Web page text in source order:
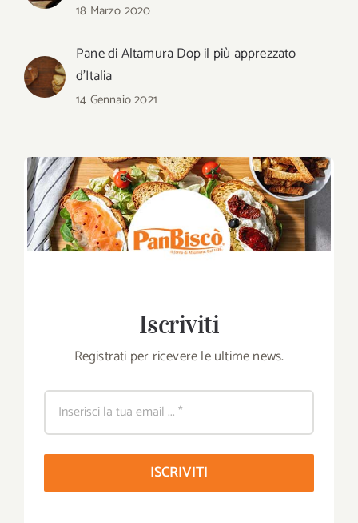
18 Marzo 2020
Pane di Altamura Dop il più apprezzato
d’Italia
14 Gennaio 2021
Iscriviti
Registrati per ricevere le ultime news.
ISCRIVITI